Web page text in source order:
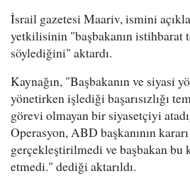
İsrail gazetesi Maariv, ismini
yetkilisinin "başbakanın istihbarat
söylediğini" aktardı.
Kaynağın, "Başbakanın ve siyasi
yönetirken işlediği başarısızlığı
görevi olmayan bir siyasetçiyi
Operasyon, ABD başkanının
gerçekleştirilmedi ve başbakan bu
etmedi." dediği aktarıldı.